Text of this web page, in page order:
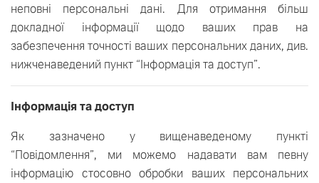
неповні персональні дані. Для отримання більш
докладної інформації щодо ваших прав на
забезпечення точності ваших персональних даних, див.
нижченаведений пункт “Інформація та доступ”.
Інформація та доступ
Як зазначено у вищенаведеному пункті
“Повідомлення”, ми можемо надавати вам певну
інформацію стосовно обробки ваших персональних